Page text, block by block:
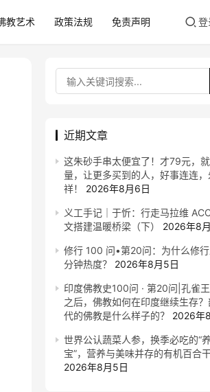
教艺术 政策法规 免责声明 登
近期文章
这朱砂手串太便宜了！才79元，
量，让更多买到的人，好事连连，
祥！
2026年8月6日
义工手记｜于忻：行走马拉维
文搭建温暖桥梁（下）
2026年8
修行 100 问•第20问：为什么修
分钟热度？
2026年8月5日
印度佛教史100问 · 第20问|孔雀
之后，佛教如何在印度继续生存
代的佛教是什么样子的？
2026年
世界公认蔬菜人参，换季必吃的“
宝”，营养与美味并存的有机百合干
2026年8月5日